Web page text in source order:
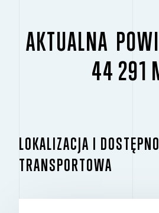
AKTUALNA
44 291
LOKALIZACJA I
TRANSPORTOWA